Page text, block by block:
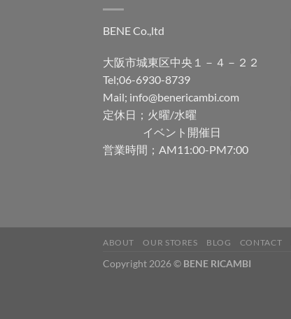
BENE Co.,ltd
大阪市城東区中央１－４－２２
Tel;06-6930-8739
Mail; info@benericambi.com
定休日；火曜/水曜
イベント開催日
営業時間；AM11:00-PM7:00
ABOUT OUR STORES BLOG CONTACT
Copyright 2026 © BENE RICAMBI